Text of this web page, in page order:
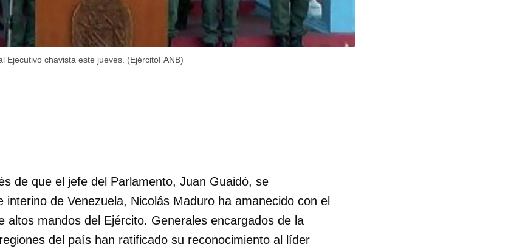
Ejecutivo chavista este jueves. (EjércitoFANB)
de que el jefe del Parlamento, Juan Guaidó, se
interino de Venezuela, Nicolás Maduro ha amanecido con el
altos mandos del Ejército. Generales encargados de la
del país han ratificado su reconocimiento al líder